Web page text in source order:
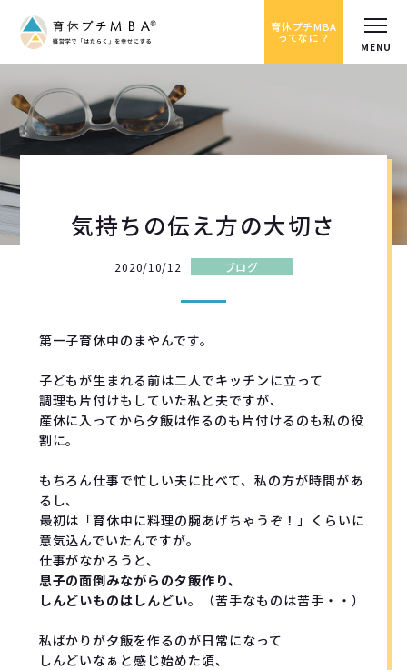
育休プチMBA
ってなに？
気持ちの伝え方の大切さ
2020/10/12 ブログ
第一子育休中のまやんです。
子どもが生まれる前は二人でキッチンに立って
調理も片付けもしていた私と夫ですが、
産休に入ってから夕飯は作るのも片付けるのも私の役
割に。
もちろん仕事で忙しい夫に比べて、私の方が時間があ
るし、
最初は「育休中に料理の腕あげちゃうぞ！」くらいに
意気込んでいたんですが。
息子の面倒みながらの夕飯作り、
しんどいものはしんどい。（苦手なものは苦手・・）
私ばかりが夕飯を作るのが日常になって
しんどいなぁと感じ始めた頃、